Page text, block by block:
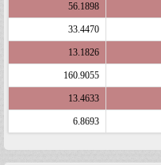
56.1898
33.4470
13.1826
160.9055
13.4633
6.8693